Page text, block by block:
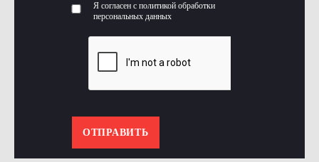
Я согласен с политикой обработки
персональных данных
ОТПРАВИТЬ